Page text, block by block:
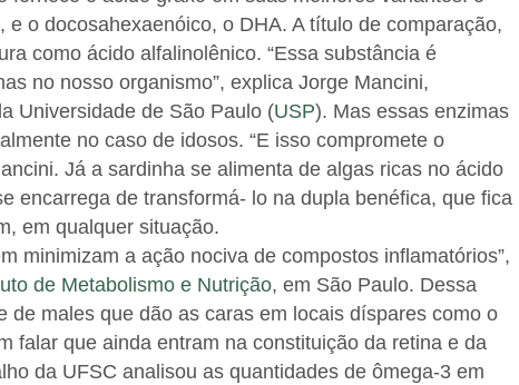
o docosahexaenóico, o DHA. A título de comparação,
como ácido alfalinolênico. “Essa substância é
no nosso organismo”, explica Jorge Mancini,
Universidade de São Paulo (USP). Mas essas enzimas
no caso de idosos. “E isso compromete o
Já a sardinha se alimenta de algas ricas no ácido
encarrega de transformá- lo na dupla benéfica, que fica
em qualquer situação.
minimizam a ação nociva de compostos inflamatórios”,
de Metabolismo e Nutrição, em São Paulo. Dessa
de males que dão as caras em locais díspares como o
falar que ainda entram na constituição da retina e da
da UFSC analisou as quantidades de ômega-3 em